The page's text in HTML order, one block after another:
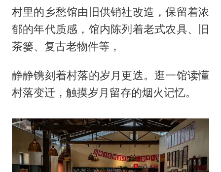
村里的乡愁馆由旧供销社改造，保留着浓
郁的年代质感，馆内陈列着老式农具、旧
茶篓、复古老物件等，
静静镌刻着村落的岁月更迭。逛一馆读懂
村落变迁，触摸岁月留存的烟火记忆。